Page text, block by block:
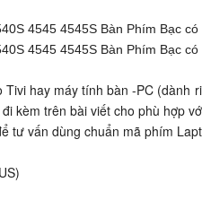
4545 4545S Bàn Phím Bạc
4545 4545S Bàn Phím Bạc
Tivi hay máy tính bàn -PC
kèm trên bài viết cho phù hợp
tư vấn dùng chuẩn mã phím